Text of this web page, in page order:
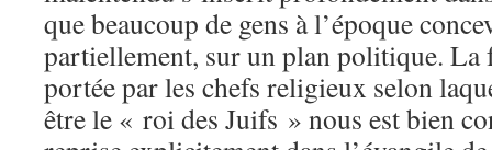
que beaucoup de gens à l’époque
partiellement, sur un plan politique. La
portée par les chefs religieux selon
être le « roi des Juifs » nous est bien